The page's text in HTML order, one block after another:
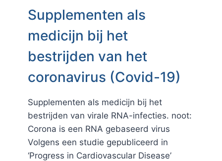
Supplementen als
medicijn bij het
bestrijden van het
coronavirus (Covid-19)
Supplementen als medicijn bij het
bestrijden van virale RNA-infecties. noot:
Corona is een RNA gebaseerd virus
Volgens een studie gepubliceerd in
‘Progress in Cardiovascular Disease’